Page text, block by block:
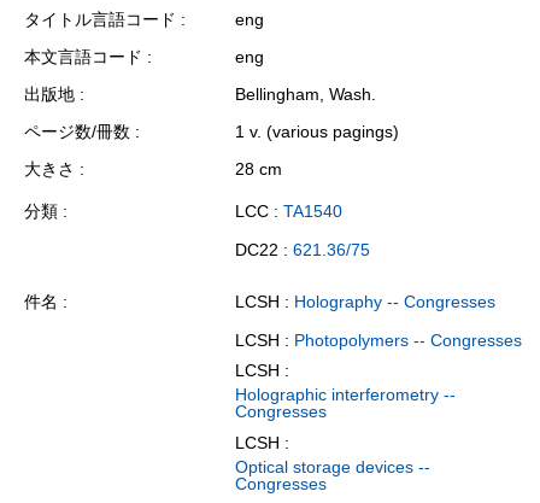
タイトル言語コード
eng
本文言語コード
eng
出版地
Bellingham, Wash.
ページ数/冊数
1 v. (various pagings)
大きさ
28 cm
分類 LCC : TA1540
DC22 : 621.36/75
件名 LCSH : Holography -- Congresses
LCSH : Photopolymers -- Congresses
LCSH :
Holographic interferometry --
Congresses
LCSH :
Optical storage devices --
Congresses